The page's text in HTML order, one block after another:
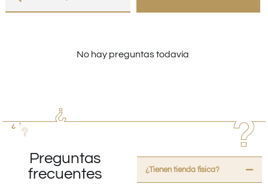
No hay preguntas todavía
Preguntas
frecuentes
¿Tienen tienda fisica?